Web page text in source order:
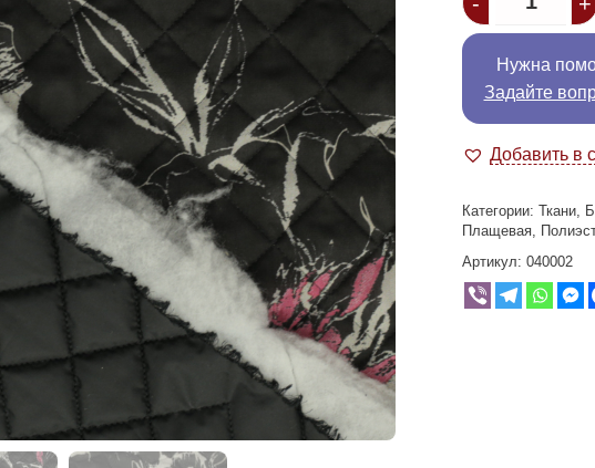
Нужна
Задайте
Добавить в
Категории: Ткани,
Плащевая,
Артикул: 040002